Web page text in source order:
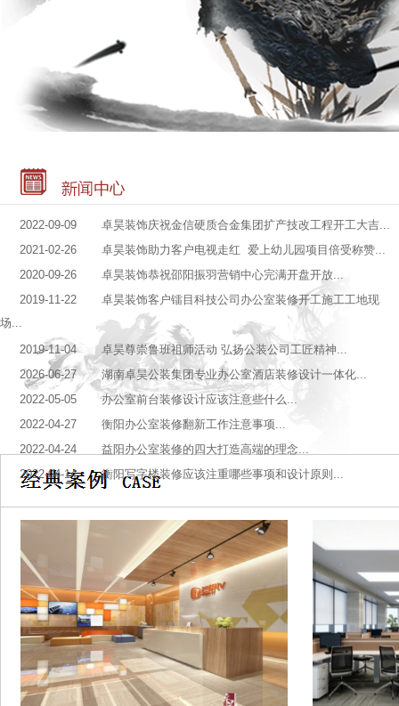
2022-09-09 卓昊装饰庆祝金信硬质合金集团扩产技改工程开工大吉...
2021-02-26 卓昊装饰助力客户电视走红 爱上幼儿园项目倍受称赞...
2020-09-26 卓昊装饰恭祝邵阳振羽营销中心完满开盘开放...
2019-11-22 卓昊装饰客户镭目科技公司办公室装修开工施工工地现
场...
2019-11-04 卓昊尊崇鲁班祖师活动 弘扬公装公司工匠精神...
2026-06-27 湖南卓昊公装集团专业办公室酒店装修设计一体化...
2022-05-05 办公室前台装修设计应该注意些什么...
2022-04-27 衡阳办公室装修翻新工作注意事项...
2022-04-24 益阳办公室装修的四大打造高端的理念...
2022-04-14 衡阳写字楼装修应该注重哪些事项和设计原则...